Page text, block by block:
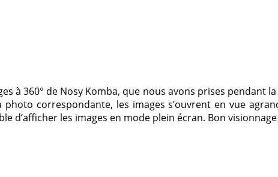
à 360° de Nosy Komba, que nous avons prises pendant
photo correspondante, les images s’ouvrent en vue
d’afficher les images en mode plein écran. Bon visionnage